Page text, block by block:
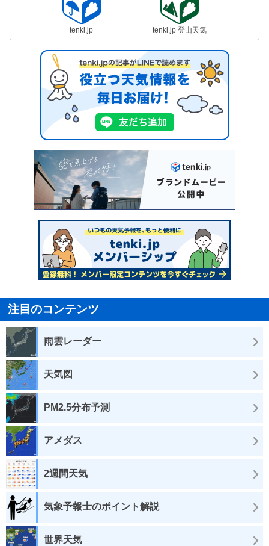
tenki.jp tenki.jp 登山天気
注目のコンテンツ
雨雲レーダー
天気図
PM2.5分布予測
アメダス
2週間天気
気象予報士のポイント解説
世界天気